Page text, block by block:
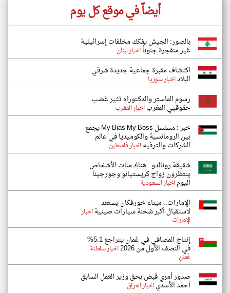
أيضاً في موقع كل يوم
بالصور: الجيش يفكك مخلفات إسرائيلية
غير منفجرة جنوباًاخبار لبنان
اكتشاف مقبرة جماعية جديدة شرقي
البلاداخبار سوريا
رسوم الماستر والدكتوراه تثير غضب
حقوقيي المغرباخبار المغرب
خبر : مسلسل My Bias My Boss يجمع
بين الرومانسية والكوميديا في عالم
الشركات والترفيهاخبار فلسطين
شقيقة رونالدو : هناك مئات الأشخاص
ينتظرون زواج كريستيانو وجورجينا
اليوماخبار السعودية
الإمارات.. ميناء خورفكان يستعد
لاستقبال أكبر شحنة سيارات صينيةاخبار
الإمارات
إنتاج المصافي في عُمان يتراجع 5.1%
في النصف الأول من 2026 اخبار سلطنة
عُمان
صدور أمري قبض بحق وزير العمل السابق
أحمد الأسدياخبار العراق